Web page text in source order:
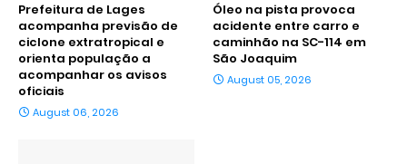
Prefeitura de Lages
acompanha previsão de
ciclone extratropical e
orienta população a
acompanhar os avisos
oficiais
August 06, 2026
Óleo na pista provoca
acidente entre carro e
caminhão na SC-114 em
São Joaquim
August 05, 2026